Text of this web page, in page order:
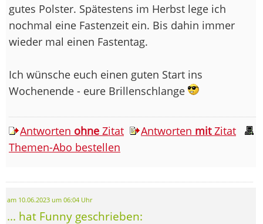
gutes Polster. Spätestens im Herbst lege ich
nochmal eine Fastenzeit ein. Bis dahin immer
wieder mal einen Fastentag.
Ich wünsche euch einen guten Start ins
Wochenende - eure Brillenschlange
Antworten ohne Zitat Antworten mitZitat
Themen-Abo bestellen
am 10.06.2023 um 06:04 Uhr
... hat Funny geschrieben: